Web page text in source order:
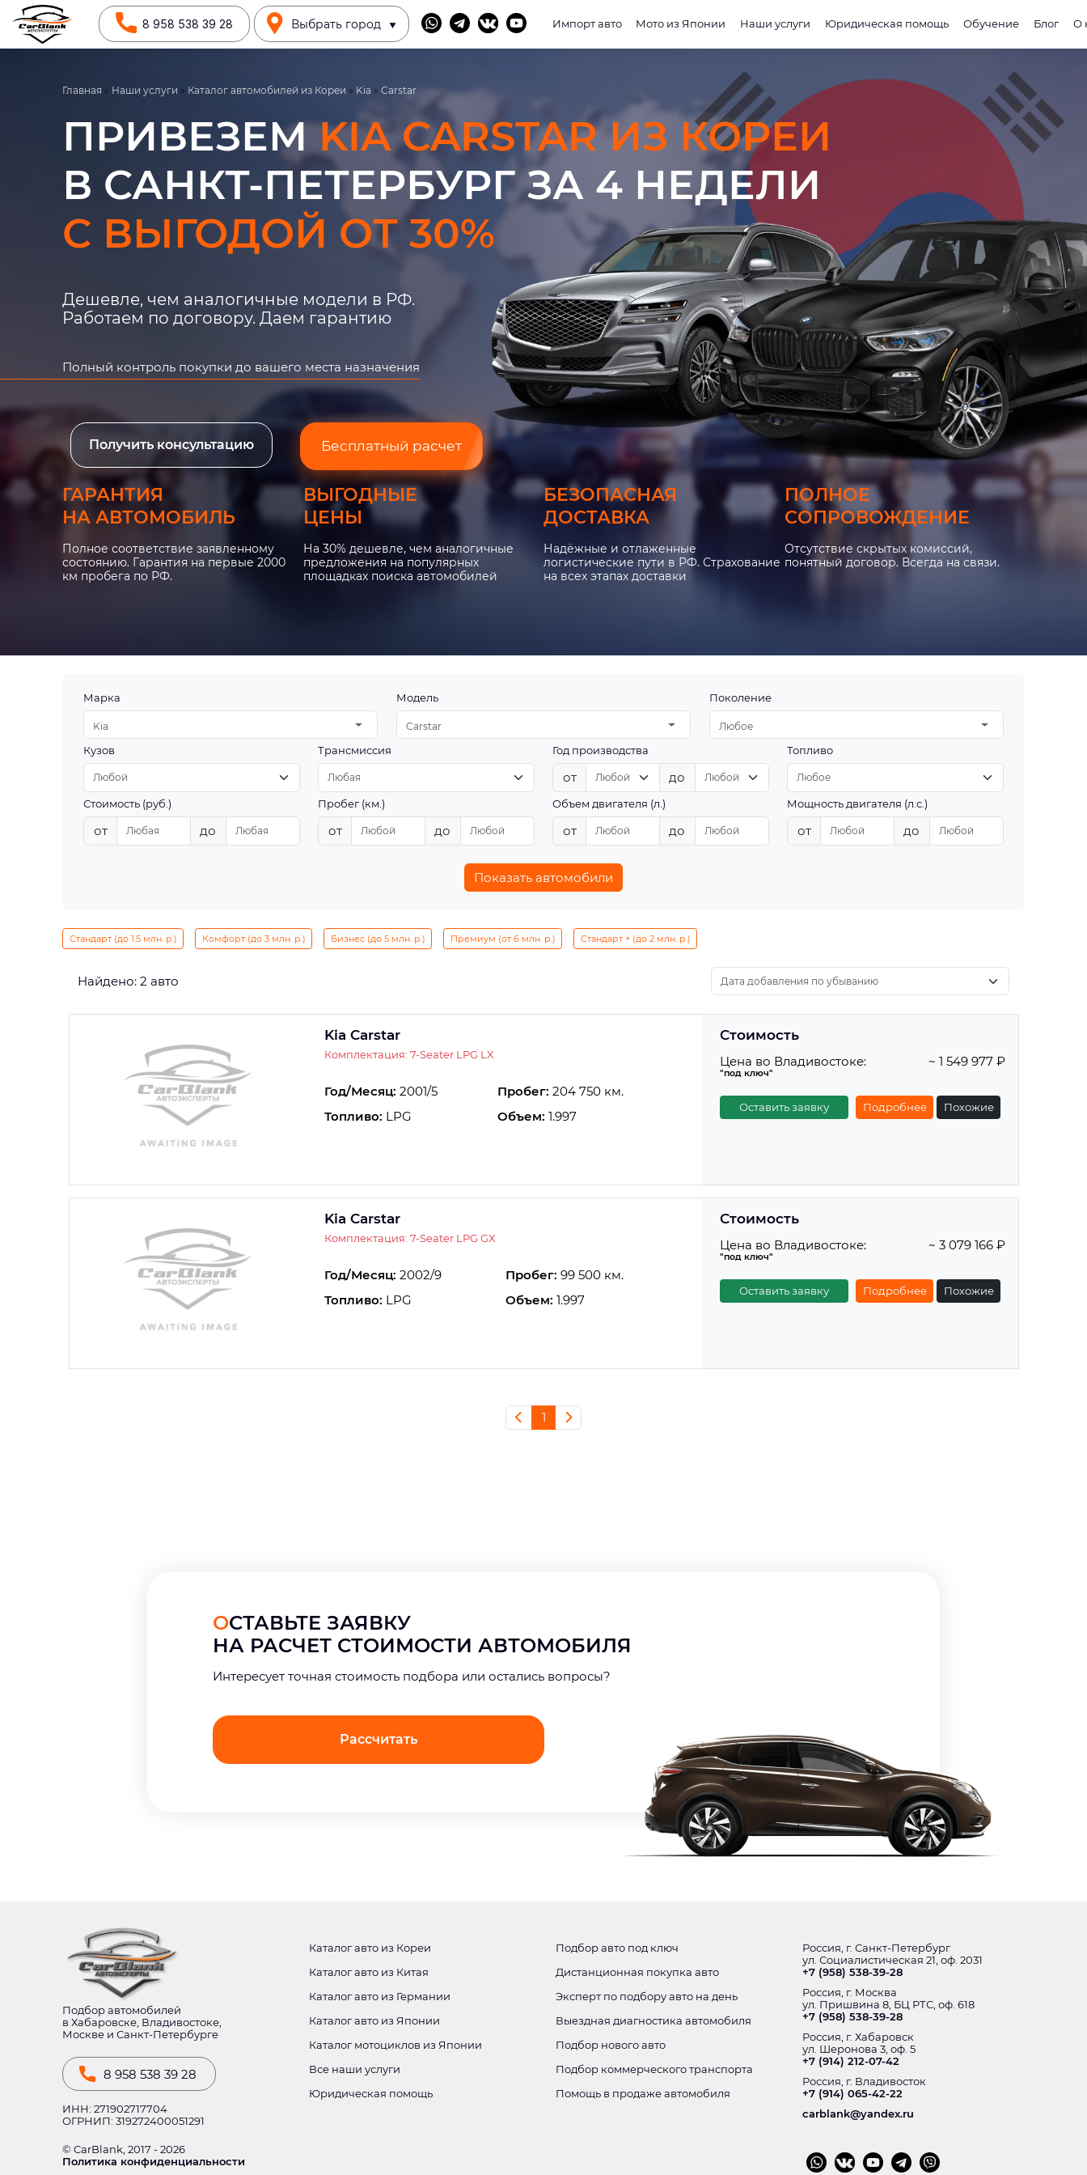
8 958 538 39 28 Выбрать город Импорт авто Мото из Японии Наши услуги Юридическая помощь Обучение Блог О
Главная » Наши услуги » Каталог автомобилей из Кореи » Kia » Carstar
ПРИВЕЗЕМKIA CARSTAR ИЗ КОРЕИ
В САНКТ-ПЕТЕРБУРГ ЗА 4 НЕДЕЛИ
С ВЫГОДОЙ ОТ 30%
Дешевле, чем аналогичные модели в РФ.
Работаем по договору. Даем гарантию
Полный контроль покупки до вашего места назначения
Получить консультацию Бесплатный расчет
ГАРАНТИЯ
НА АВТОМОБИЛЬ
Полное соответствие заявленному
состоянию. Гарантия на первые 2000
км пробега по РФ.
ВЫГОДНЫЕ
ЦЕНЫ
На 30% дешевле, чем аналогичные
предложения на популярных
площадках поиска автомобилей
БЕЗОПАСНАЯ
ДОСТАВКА
Надёжные и отлаженные
логистические пути в РФ. Страхование
на всех этапах доставки
ПОЛНОЕ
СОПРОВОЖДЕНИЕ
Отсутствие скрытых комиссий,
понятный договор. Всегда на связи.
Марка
Kia
Модель
Carstar
Поколение
Любое
Кузов Трансмиссия Год производства
от до
Топливо
Стоимость (руб.)
от до
Пробег (км.)
от до
Объем двигателя (л.)
от до
Мощность двигателя (л.с.)
от до
Показать автомобили
Стандарт (до 1.5 млн. р.) Комфорт (до 3 млн. р.) Бизнес (до 5 млн. р.) Премиум (от 6 млн. р.) Стандарт + (до 2 млн. р.)
Найдено: 2 авто
Kia Carstar
Комплектация: 7-Seater LPG LX
Год/Месяц: 2001/5 Пробег: 204 750 км.
Топливо: LPG Объем: 1.997
Стоимость
Цена во Владивостоке:
"под ключ"
~ 1 549 977 ₽
Оставить заявку Подробнее Похожие
Kia Carstar
Комплектация: 7-Seater LPG GX
Год/Месяц: 2002/9 Пробег: 99 500 км.
Топливо: LPG Объем: 1.997
Стоимость
Цена во Владивостоке:
"под ключ"
~ 3 079 166 ₽
Оставить заявку Подробнее Похожие
1
ОСТАВЬТЕ ЗАЯВКУ
НА РАСЧЕТ СТОИМОСТИ АВТОМОБИЛЯ
Интерeсует точная стоимость подбора или остались вопросы?
Рассчитать
Подбор автомобилей
в Хабаровске, Владивостоке,
Москве и Санкт-Петербурге
8 958 538 39 28
ИНН: 271902717704
ОГРНИП: 319272400051291
© CarBlank, 2017 - 2026
Политика конфиденциальности
Каталог авто из Кореи
Каталог авто из Китая
Каталог авто из Германии
Каталог авто из Японии
Каталог мотоциклов из Японии
Все наши услуги
Юридическая помощь
Подбор авто под ключ
Дистанционная покупка авто
Эксперт по подбору авто на день
Выездная диагностика автомобиля
Подбор нового авто
Подбор коммерческого транспорта
Помощь в продаже автомобиля
Россия, г. Санкт-Петербург
ул. Социалистическая 21, оф. 2031
+7 (958) 538-39-28
Россия, г. Москва
ул. Пришвина 8, БЦ РТС, оф. 618
+7 (958) 538-39-28
Россия, г. Хабаровск
ул. Шеронова 3, оф. 5
+7 (914) 212-07-42
Россия, г. Владивосток
+7 (914) 065-42-22
carblank@yandex.ru